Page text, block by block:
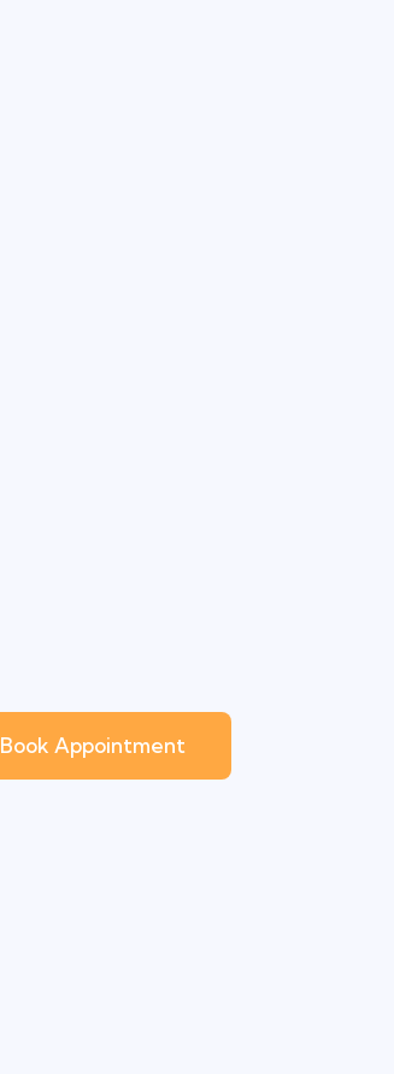
Book Appointment